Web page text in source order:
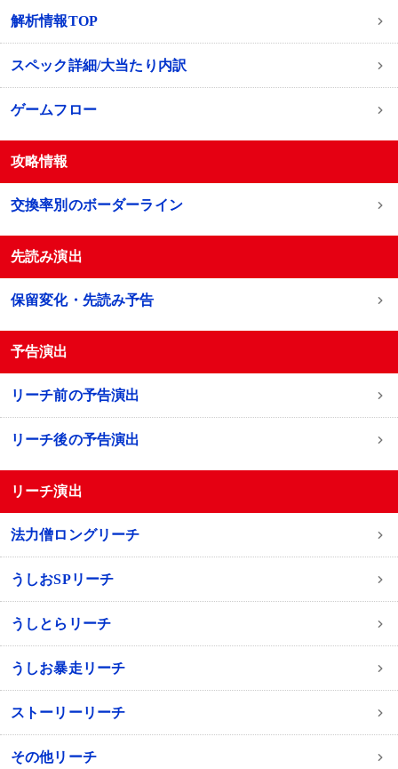
解析情報TOP
スペック詳細/大当たり内訳
ゲームフロー
攻略情報
交換率別のボーダーライン
先読み演出
保留変化・先読み予告
予告演出
リーチ前の予告演出
リーチ後の予告演出
リーチ演出
法力僧ロングリーチ
うしおSPリーチ
うしとらリーチ
うしお暴走リーチ
ストーリーリーチ
その他リーチ